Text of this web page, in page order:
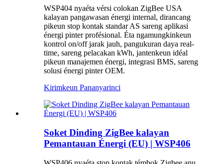
WSP404 nyaéta vérsi colokan ZigBee USA
kalayan pangawasan énergi internal, dirancang
pikeun stop kontak standar AS sareng aplikasi
énergi pinter profésional. Éta ngamungkinkeun
kontrol on/off jarak jauh, pangukuran daya real-
time, sareng pelacakan kWh, jantenkeun idéal
pikeun manajemen énergi, integrasi BMS, sareng
solusi énergi pinter OEM.
Kirimkeun Pananyarinci
Soket Dinding ZigBee kalayan
Pemantauan Énergi (EU) | WSP406